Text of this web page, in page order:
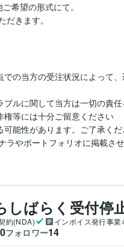
希望の形式にて。
での当方の受注状況によって
ブルに関して当方は一切の責
権等には十分ご留意ください
能性があります。ご了承くだ
ラやポートフォリオに掲載さ
しばらく受付停
約(NDA) インボイス発行事業
フォロワー14